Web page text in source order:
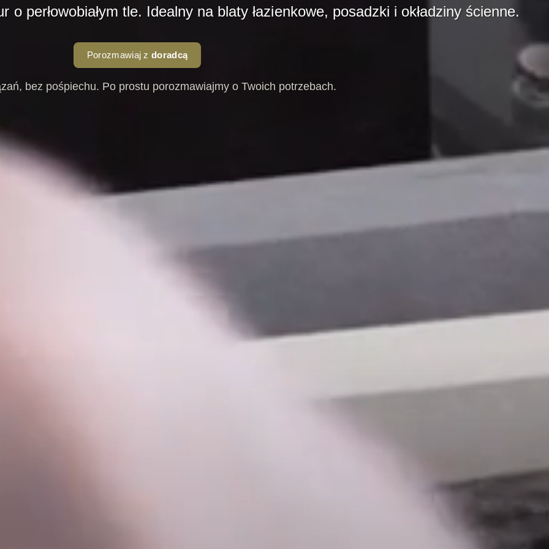
o perłowobiałym tle. Idealny na blaty łazienkowe, posadzki i okładziny ścienne.
Porozmawiaj zdoradcą
bez pośpiechu. Po prostu porozmawiajmy o Twoich potrzebach.